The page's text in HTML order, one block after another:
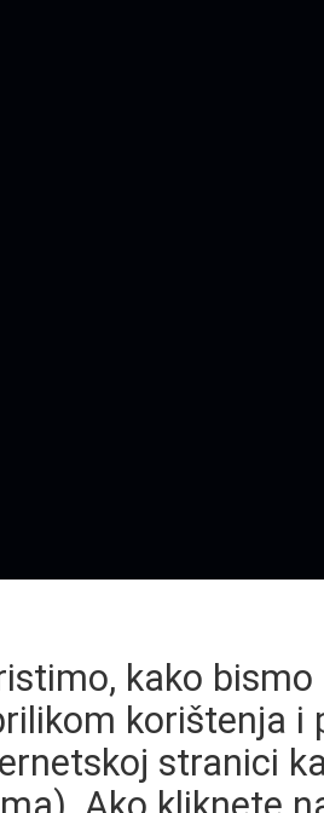
kako
korištenja
stranici